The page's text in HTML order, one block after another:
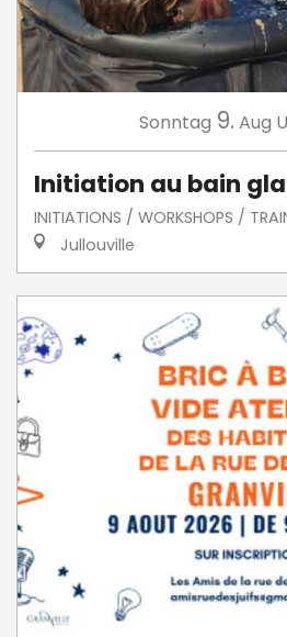
Sonntag 9. Aug
Initiation au bain
INITIATIONS / WORKSHOPS /
Jullouville